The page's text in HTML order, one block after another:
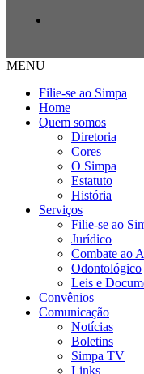
MENU
Filie-se ao Simpa
Home
Quem somos
Diretoria
Cores
O Simpa
Estatuto
História
Serviços
Filie-se ao
Jurídico
Combate ao
Odontológico
Leis e
Convênios
Comunicação
Notícias
Boletins
Simpa TV
Links